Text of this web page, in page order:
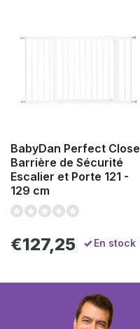
BabyDan Perfect Close
Barrière de Sécurité
Escalier et Porte 121 -
129 cm
€127,25 En stock